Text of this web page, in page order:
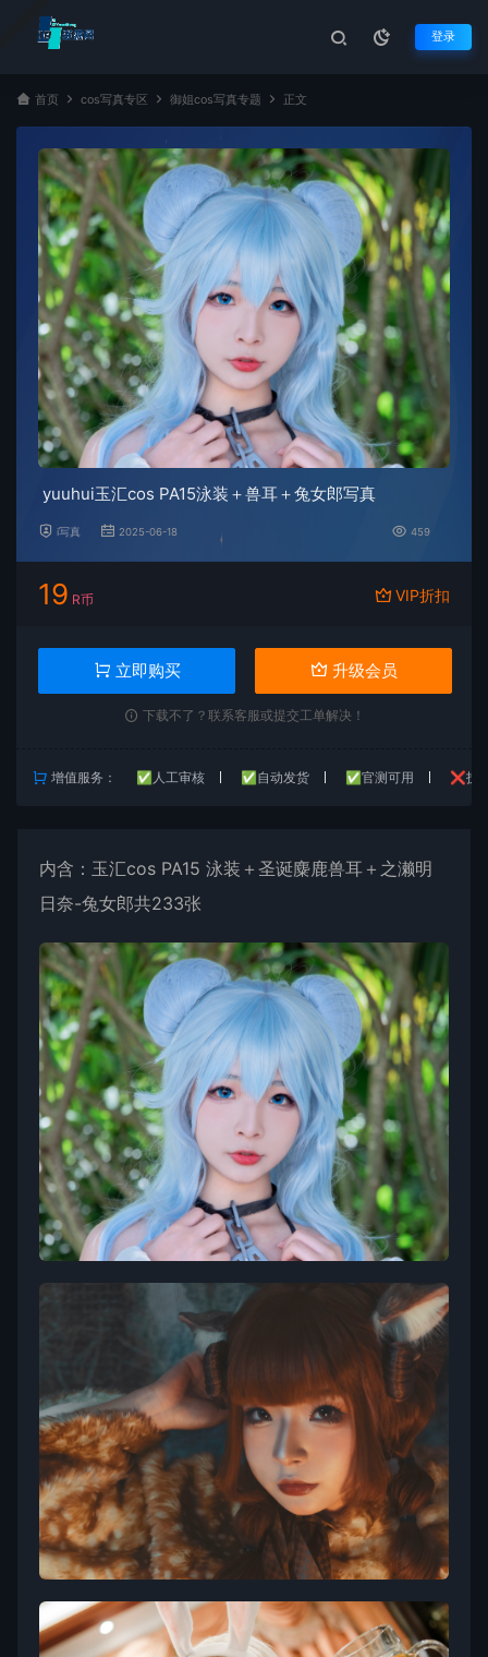
登录
首页 cos写真专区 御姐cos写真专题 正文
yuuhui玉汇cos PA15泳装＋兽耳＋兔女郎写真
i写真 2025-06-18 459
19 R币 VIP折扣
立即购买 升级会员
下载不了？联系客服或提交工单解决！
增值服务： ✅人工审核 ✅自动发货 ✅官测可用 ❌技
内含：玉汇cos PA15 泳装＋圣诞麋鹿兽耳＋之濑明
日奈-兔女郎共233张